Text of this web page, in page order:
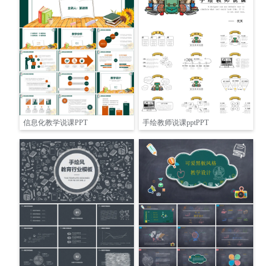
信息化教学说课PPT 手绘教师说课pptPPT